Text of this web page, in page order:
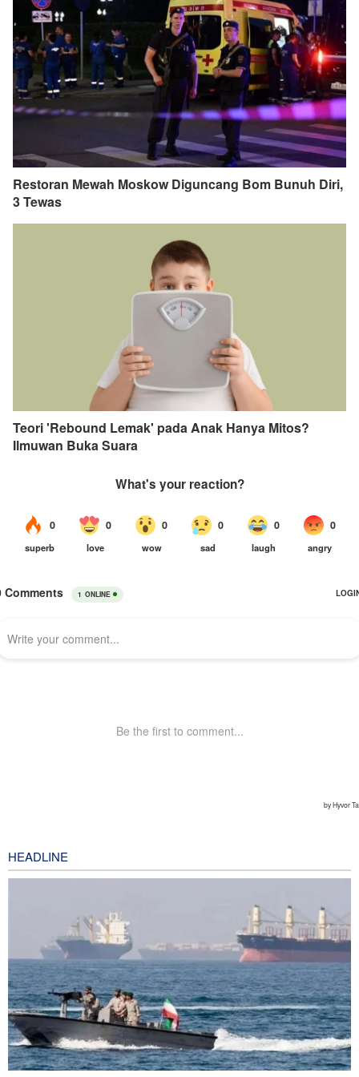
Restoran Mewah Moskow Diguncang Bom Bunuh Diri,
3 Tewas
Teori 'Rebound Lemak' pada Anak Hanya Mitos?
Ilmuwan Buka Suara
HEADLINE